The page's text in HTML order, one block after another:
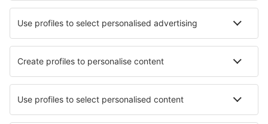
Hoteluri în Naves Hoteluri în Noordbeemster
Hoteluri în Stavros (Ithaca) Hoteluri Broadstone
Cele mai bune hoteluri - regiuni
Hoteluri in Parcul Național Rondane